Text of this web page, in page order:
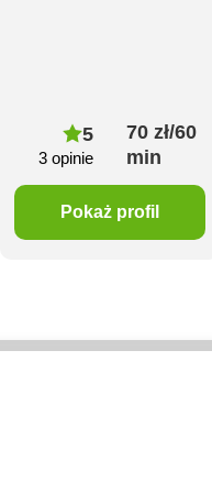
5
3 opinie
70 zł/60
min
Pokaż profil